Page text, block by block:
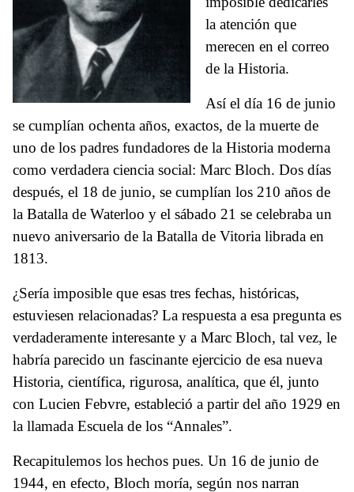
la atención que
merecen en el correo
de la Historia.
Así el día 16 de junio
se cumplían ochenta años, exactos, de la muerte de
uno de los padres fundadores de la Historia moderna
como verdadera ciencia social: Marc Bloch. Dos días
después, el 18 de junio, se cumplían los 210 años de
la Batalla de Waterloo y el sábado 21 se celebraba un
nuevo aniversario de la Batalla de Vitoria librada en
1813.
¿Sería imposible que esas tres fechas, históricas,
estuviesen relacionadas? La respuesta a esa pregunta es
verdaderamente interesante y a Marc Bloch, tal vez, le
habría parecido un fascinante ejercicio de esa nueva
Historia, científica, rigurosa, analítica, que él, junto
con Lucien Febvre, estableció a partir del año 1929 en
la llamada Escuela de los “Annales”.
Recapitulemos los hechos pues. Un 16 de junio de
1944, en efecto, Bloch moría, según nos narran